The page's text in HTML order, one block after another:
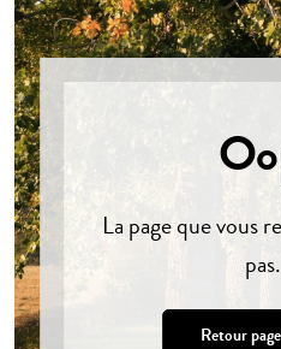
La page que vous
Retour